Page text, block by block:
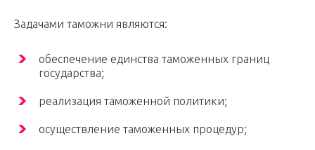
Задачами таможни являются:
обеспечение единства таможенных границ
государства;
реализация таможенной политики;
осуществление таможенных процедур;